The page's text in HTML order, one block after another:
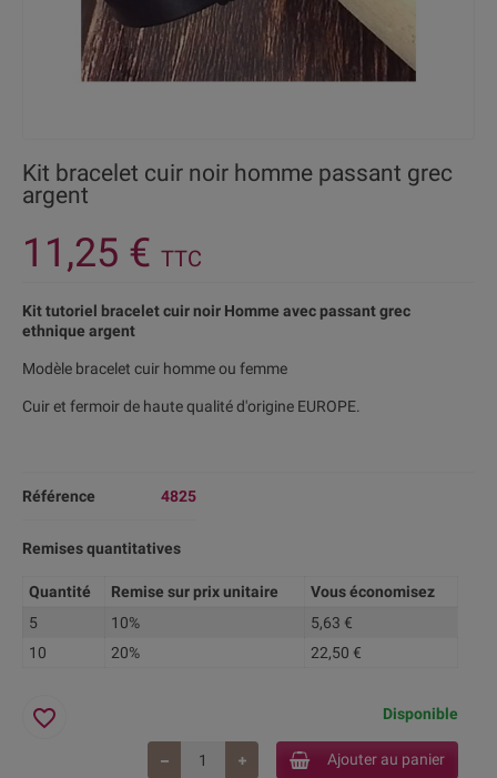
Kit bracelet cuir noir homme passant grec
argent
11,25 € TTC
Kit tutoriel bracelet cuir noir Homme avec passant grec
ethnique argent
Modèle bracelet cuir homme ou femme
Cuir et fermoir de haute qualité d'origine EUROPE.
Référence 4825
Remises quantitatives
Quantité Remise sur prix unitaire
Vous économisez
5
10%
5,63 €
10
20% 22,50 €
Disponible
Ajouter au panier
favorite_border